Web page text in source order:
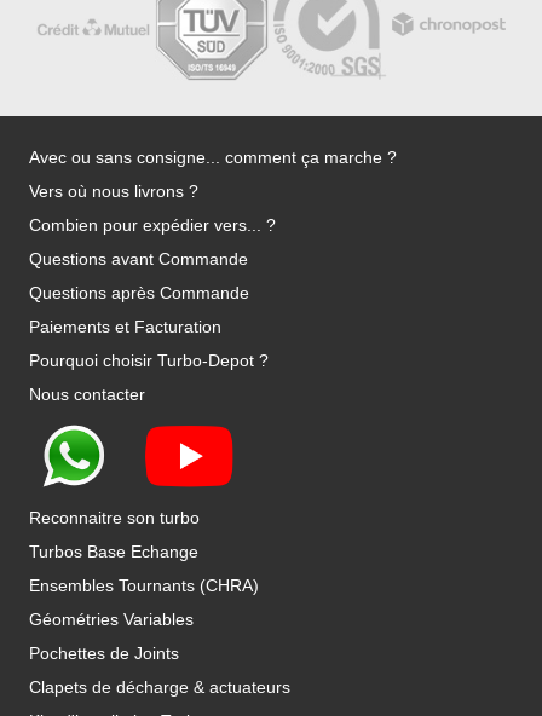
Avec ou sans consigne... comment ça marche ?
Vers où nous livrons ?
Combien pour expédier vers... ?
Questions avant Commande
Questions après Commande
Paiements et Facturation
Pourquoi choisir Turbo-Depot ?
Nous contacter
Reconnaitre son turbo
Turbos Base Echange
Ensembles Tournants (CHRA)
Géométries Variables
Pochettes de Joints
Clapets de décharge & actuateurs